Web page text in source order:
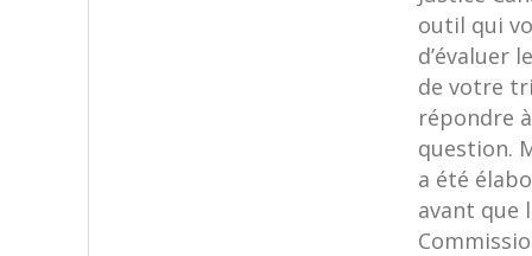
outil qui
d’évaluer
de votre
répondre
question.
a été
avant que